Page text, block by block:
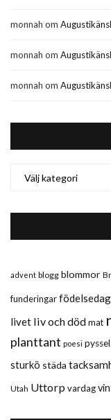
monnah om
monnah om
monnah om
advent blogg blommor
funderingarfödelsedag
livet liv och dödmat
planttant poesi pyssel
sturkö städa
Utah Uttorp vardag